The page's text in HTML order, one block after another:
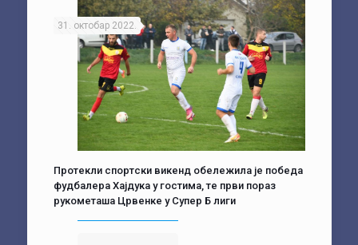
31. октобар 2022.
Протекли спортски викенд обележила је победа
фудбалера Хајдука у гостима, те први пораз
рукометаша Црвенке у Супер Б лиги